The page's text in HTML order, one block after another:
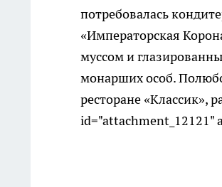
потребовалась
«Императорская
муссом и
монарших особ.
ресторане «Классик»,
id="attachment_12121"